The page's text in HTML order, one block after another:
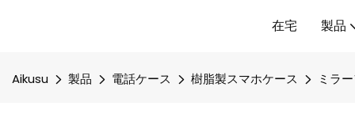
在宅 製品
Aikusu 製品 電話ケース 樹脂製スマホケース ミラ